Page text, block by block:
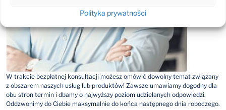
Polityka prywatności
W trakcie bezpłatnej konsultacji możesz omówić dowolny temat związany
z obszarem naszych usług lub produktów! Zawsze umawiamy dogodny dla
obu stron termin i dbamy o najwyższy poziom udzielanych odpowiedzi.
Oddzwonimy do Ciebie maksymalnie do końca następnego dnia roboczego.